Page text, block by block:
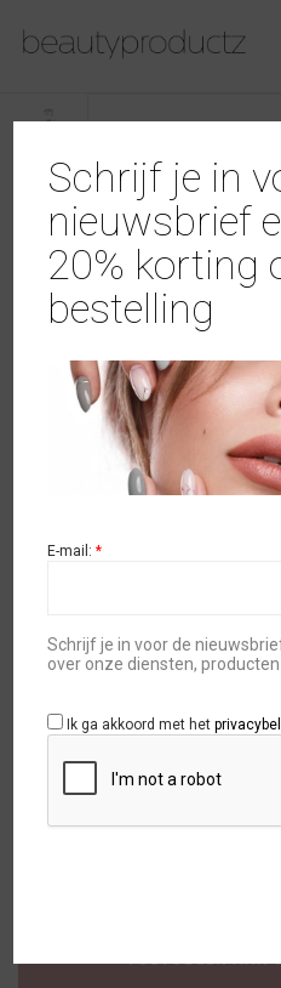
Witte Tips
|Beschikbaarheid:
Inhoud
TOEVOEGEN AAN
Schrijf je in
nieuwsbrief
20% korting
bestelling
E-mail:*
Schrijf je in voor de
over onze diensten, producten
Ik ga akkoord met het